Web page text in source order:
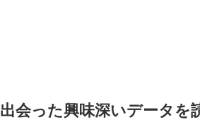
出会った興味深いデータ